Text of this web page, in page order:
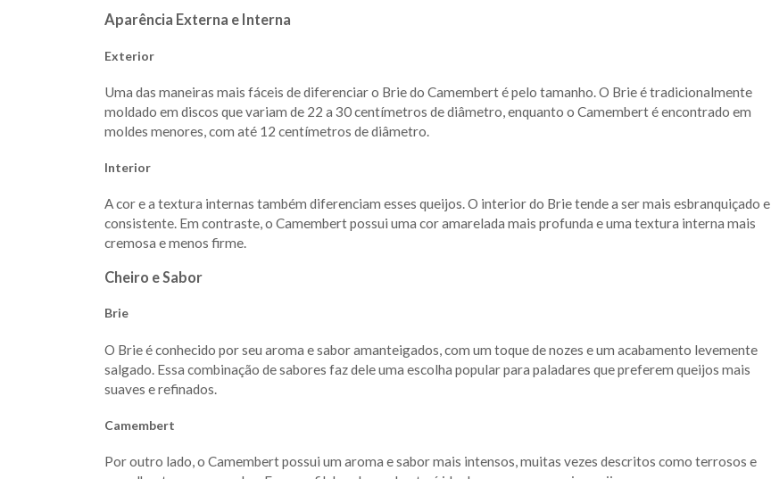
Aparência Externa e Interna
Exterior
Uma das maneiras mais fáceis de diferenciar o Brie do Camembert é pelo tamanho. O Brie é tradicionalmente
moldado em discos que variam de 22 a 30 centímetros de diâmetro, enquanto o Camembert é encontrado em
moldes menores, com até 12 centímetros de diâmetro.
Interior
A cor e a textura internas também diferenciam esses queijos. O interior do Brie tende a ser mais esbranquiçado e
consistente. Em contraste, o Camembert possui uma cor amarelada mais profunda e uma textura interna mais
cremosa e menos firme.
Cheiro e Sabor
Brie
O Brie é conhecido por seu aroma e sabor amanteigados, com um toque de nozes e um acabamento levemente
salgado. Essa combinação de sabores faz dele uma escolha popular para paladares que preferem queijos mais
suaves e refinados.
Camembert
Por outro lado, o Camembert possui um aroma e sabor mais intensos, muitas vezes descritos como terrosos e